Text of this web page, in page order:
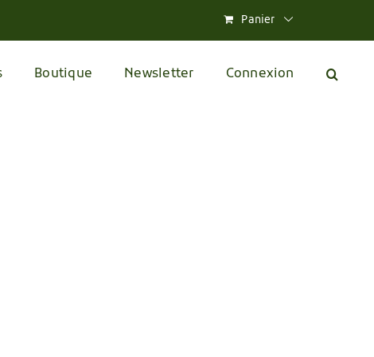
Panier
Boutique Newsletter Connexion